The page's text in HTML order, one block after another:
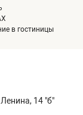
в гостиницы
14 "б"